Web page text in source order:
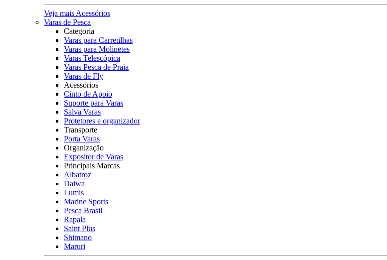
Veja mais Acessórios
Varas de Pesca
Categoria
Varas para Carretilhas
Varas para Molinetes
Varas Telescópica
Varas Pesca de Praia
Varas de Fly
Acessórios
Cinto de Apoio
Suporte para Varas
Salva Varas
Protetores e organizador
Transporte
Porta Varas
Organização
Expositor de Varas
Principais Marcas
Albatroz
Daiwa
Lumis
Marine Sports
Pesca Brasil
Rapala
Saint Plus
Shimano
Maruri